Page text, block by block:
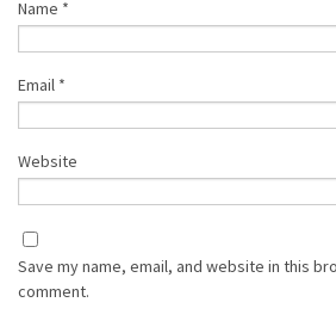
Name *
Email *
Website
Save my name, email, and website in this
comment.